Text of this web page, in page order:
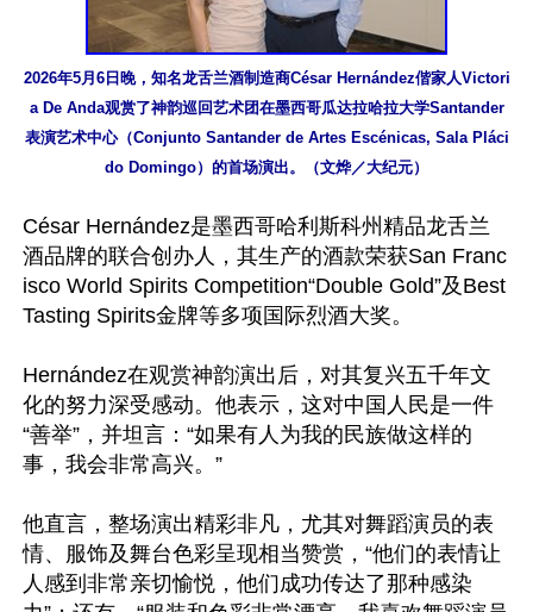
2026年5月6日晚，知名龙舌兰酒制造商César Hernández偕家人Victori
a De Anda观赏了神韵巡回艺术团在墨西哥瓜达拉哈拉大学Santander
表演艺术中心（Conjunto Santander de Artes Escénicas, Sala Pláci
do Domingo）的首场演出。（文烨／大纪元）
César Hernández是墨西哥哈利斯科州精品龙舌兰
酒品牌的联合创办人，其生产的酒款荣获San Franc
isco World Spirits Competition“Double Gold”及Best
Tasting Spirits金牌等多项国际烈酒大奖。
Hernández在观赏神韵演出后，对其复兴五千年文
化的努力深受感动。他表示，这对中国人民是一件
“善举”，并坦言：“如果有人为我的民族做这样的
事，我会非常高兴。”
他直言，整场演出精彩非凡，尤其对舞蹈演员的表
情、服饰及舞台色彩呈现相当赞赏，“他们的表情让
人感到非常亲切愉悦，他们成功传达了那种感染